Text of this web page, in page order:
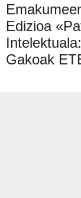
Edizioa
Gakoak